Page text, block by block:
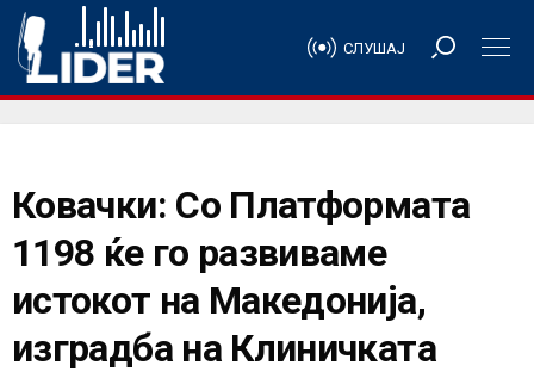
СЛУШАЈ
Ковачки: Со Платформата
1198 ќе го развиваме
истокот на Македонија,
изградба на Клиничката